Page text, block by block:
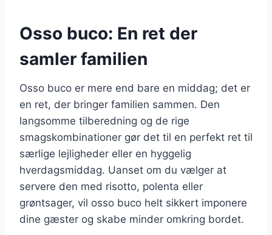
Osso buco: En ret der
samler familien
Osso buco er mere end bare en middag; det er
en ret, der bringer familien sammen. Den
langsomme tilberedning og de rige
smagskombinationer gør det til en perfekt ret til
særlige lejligheder eller en hyggelig
hverdagsmiddag. Uanset om du vælger at
servere den med risotto, polenta eller
grøntsager, vil osso buco helt sikkert imponere
dine gæster og skabe minder omkring bordet.